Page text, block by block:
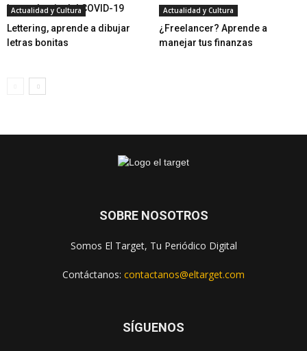
la pandemia del COVID-19
Actualidad y Cultura
Lettering, aprende a dibujar
letras bonitas
Actualidad y Cultura
¿Freelancer? Aprende a
manejar tus finanzas
SOBRE NOSOTROS
Somos El Target, Tu Periódico Digital
Contáctanos: contactanos@eltarget.com
SÍGUENOS